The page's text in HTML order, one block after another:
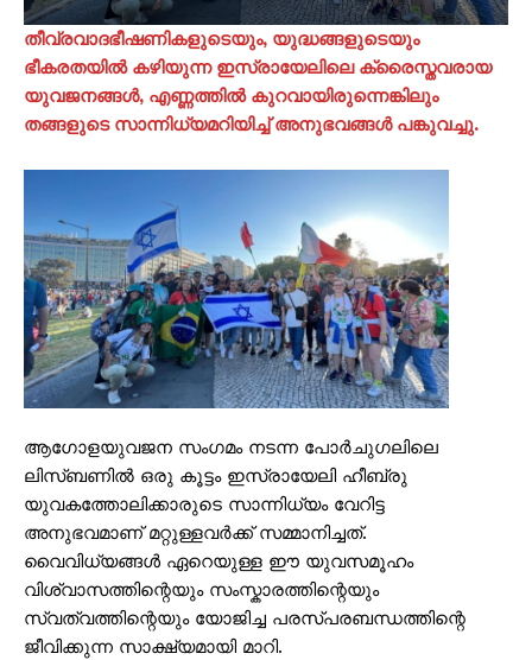
തീവ്രവാദഭീഷണികളുടെയും, യുദ്ധങ്ങളുടെയും
ഭീകരതയിൽ കഴിയുന്ന ഇസ്രായേലിലെ ക്രൈസ്തവരായ
യുവജനങ്ങൾ, എണ്ണത്തിൽ കുറവായിരുന്നെങ്കിലും
തങ്ങളുടെ സാന്നിധ്യമറിയിച്ച് അനുഭവങ്ങൾ പങ്കുവച്ചു.
ആഗോളയുവജന സംഗമം നടന്ന പോർചുഗലിലെ
ലിസ്ബണിൽ ഒരു കൂട്ടം ഇസ്രായേലി ഹീബ്രു
യുവകത്തോലിക്കാരുടെ സാന്നിധ്യം വേറിട്ട
അനുഭവമാണ് മറ്റുള്ളവർക്ക് സമ്മാനിച്ചത്.
വൈവിധ്യങ്ങൾ ഏറെയുള്ള ഈ യുവസമൂഹം
വിശ്വാസത്തിന്റെയും സംസ്കാരത്തിന്റെയും
സ്വത്വത്തിന്റെയും യോജിച്ച പരസ്പരബന്ധത്തിന്റെ
ജീവിക്കുന്ന സാക്ഷ്യമായി മാറി.